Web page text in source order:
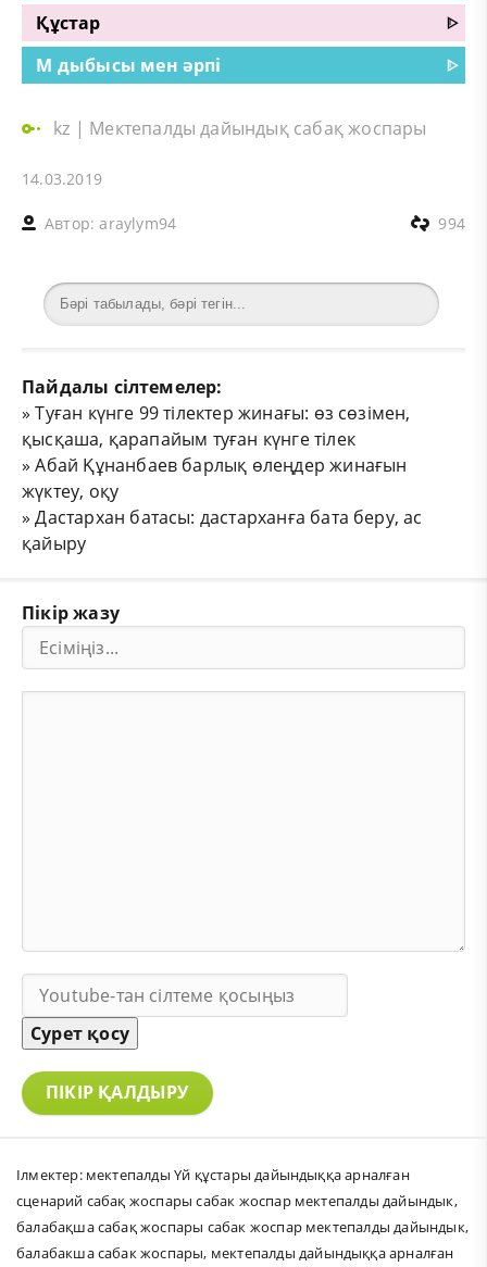
Құстар
ᐈ
М дыбысы мен әрпі
ᐈ
kz | Мектепалды дайындық сабақ жоспары
14.03.2019
Автор:araylym94 994
Пайдалы сілтемелер:
»Туған күнге 99 тілектер жинағы: өз сөзімен,
қысқаша, қарапайым туған күнге тілек
»Абай Құнанбаев барлық өлеңдер жинағын
жүктеу, оқу
»Дастархан батасы: дастарханға бата беру, ас
қайыру
Пікір жазу
Сурет қосу
ПІКІР ҚАЛДЫРУ
Ілмектер: мектепалды Үй құстары дайындыққа арналған
сценарий сабақ жоспары сабак жоспар мектепалды дайындык,
балабақша сабақ жоспары сабак жоспар мектепалды дайындык,
балабакша сабак жоспары, мектепалды дайындыққа арналған